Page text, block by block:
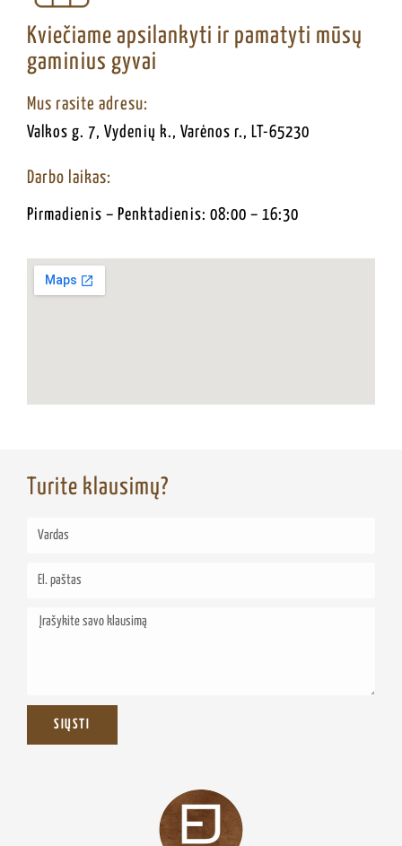
Kviečiame apsilankyti ir pamatyti mūsų
gaminius gyvai
Mus rasite adresu:
Valkos g. 7, Vydenių k., Varėnos r., LT-65230
Darbo laikas:
Pirmadienis – Penktadienis: 08:00 – 16:30
Turite klausimų?
SIŲSTI